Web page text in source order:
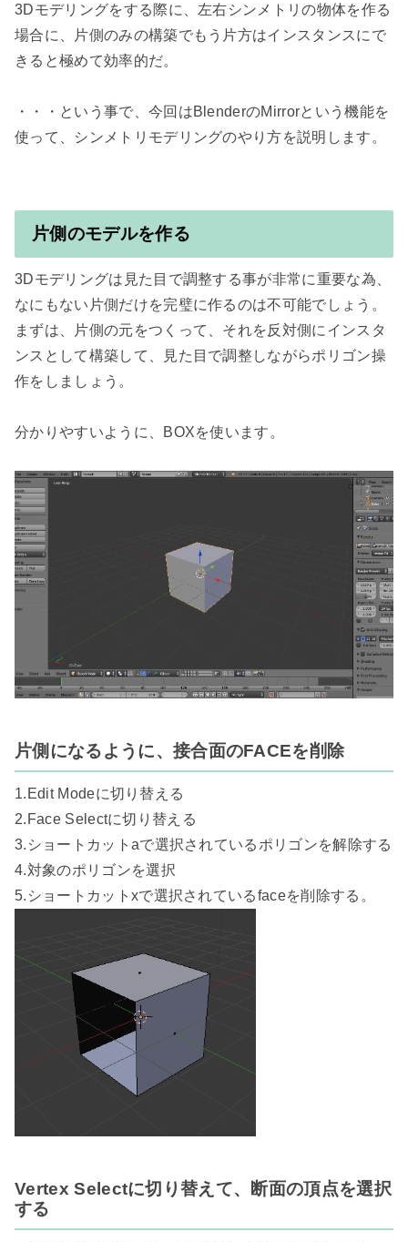
3Dモデリングをする際に、左右シンメトリの物体を作る
場合に、片側のみの構築でもう片方はインスタンスにで
きると極めて効率的だ。
・・・という事で、今回はBlenderのMirrorという機能を
使って、シンメトリモデリングのやり方を説明します。
片側のモデルを作る
3Dモデリングは見た目で調整する事が非常に重要な為、
なにもない片側だけを完璧に作るのは不可能でしょう。
まずは、片側の元をつくって、それを反対側にインスタ
ンスとして構築して、見た目で調整しながらポリゴン操
作をしましょう。
分かりやすいように、BOXを使います。
片側になるように、接合面のFACEを削除
1.Edit Modeに切り替える
2.Face Selectに切り替える
3.ショートカットaで選択されているポリゴンを解除する
4.対象のポリゴンを選択
Vertex Selectに切り替えて、断面の頂点を選択
する